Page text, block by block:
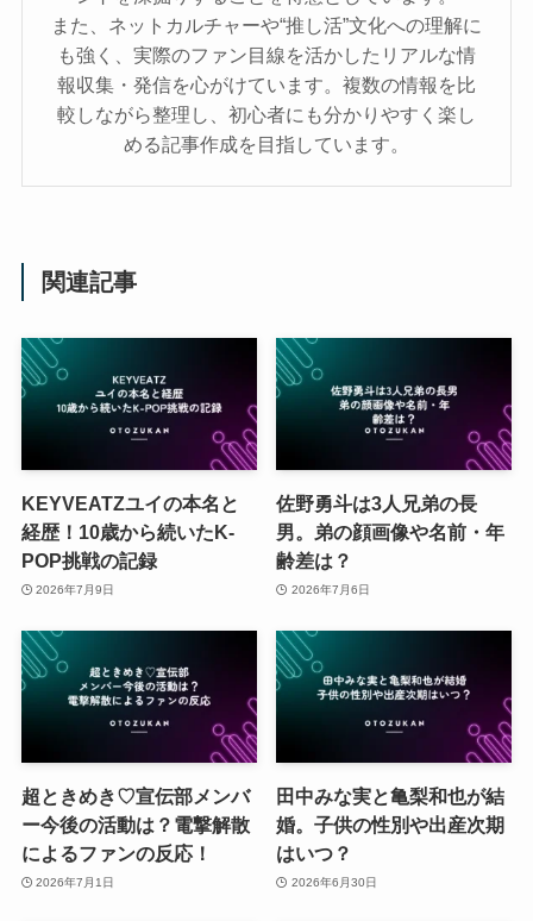
また、ネットカルチャーや“推し活”文化への理解に
も強く、実際のファン目線を活かしたリアルな情
報収集・発信を心がけています。複数の情報を比
較しながら整理し、初心者にも分かりやすく楽し
める記事作成を目指しています。
関連記事
KEYVEATZユイの本名と
経歴！10歳から続いたK-
POP挑戦の記録
2026年7月9日
佐野勇斗は3人兄弟の長
男。弟の顔画像や名前・年
齢差は？
2026年7月6日
超ときめき♡宣伝部メンバ
ー今後の活動は？電撃解散
によるファンの反応！
2026年7月1日
田中みな実と亀梨和也が結
婚。子供の性別や出産次期
はいつ？
2026年6月30日